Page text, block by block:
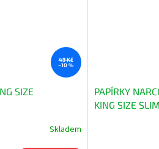
49 Kč
–10 %
SIZE
Skladem
PAPÍRKY
KING SIZE SLIM